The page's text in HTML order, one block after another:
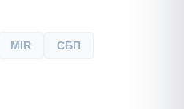
MIR СБП